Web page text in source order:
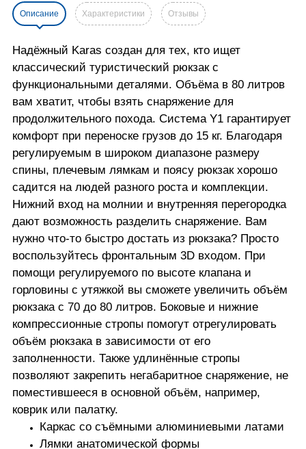
Описание Характеристики Отзывы
Надёжный Karas создан для тех, кто ищет
классический туристический рюкзак с
функциональными деталями. Объёма в 80 литров
вам хватит, чтобы взять снаряжение для
продолжительного похода. Система Y1 гарантирует
комфорт при переноске грузов до 15 кг. Благодаря
регулируемым в широком диапазоне размеру
спины, плечевым лямкам и поясу рюкзак хорошо
садится на людей разного роста и комплекции.
Нижний вход на молнии и внутренняя перегородка
дают возможность разделить снаряжение. Вам
нужно что-то быстро достать из рюкзака? Просто
воспользуйтесь фронтальным 3D входом. При
помощи регулируемого по высоте клапана и
горловины с утяжкой вы сможете увеличить объём
рюкзака с 70 до 80 литров. Боковые и нижние
компрессионные стропы помогут отрегулировать
объём рюкзака в зависимости от его
заполненности. Также удлинённые стропы
позволяют закрепить негабаритное снаряжение, не
поместившееся в основной объём, например,
коврик или палатку.
Каркас со съёмными алюминиевыми латами
Лямки анатомической формы